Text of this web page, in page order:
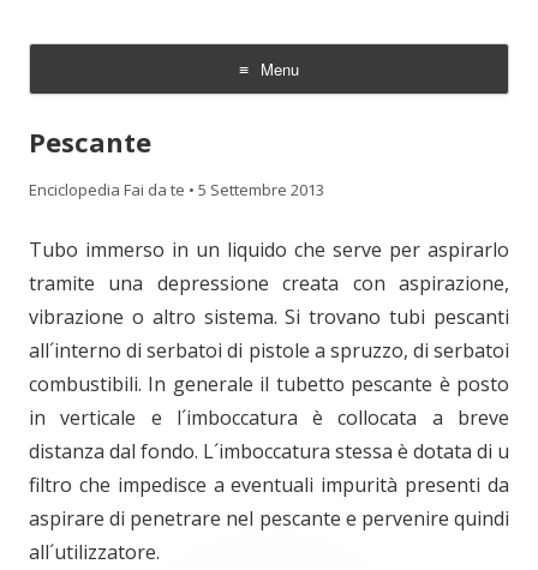
Menu
Skip
content
Pescante
Enciclopedia Fai da te • 5 Settembre 2013
Tubo immerso in un liquido che serve per aspirarlo
tramite una depressione creata con aspirazione,
vibrazione o altro sistema. Si trovano tubi pescanti
all´interno di serbatoi di pistole a spruzzo, di serbatoi
combustibili. In generale il tubetto pescante è posto
in verticale e l´imboccatura è collocata a breve
distanza dal fondo. L´imboccatura stessa è dotata di u
filtro che impedisce a eventuali impurità presenti da
aspirare di penetrare nel pescante e pervenire quindi
all´utilizzatore.